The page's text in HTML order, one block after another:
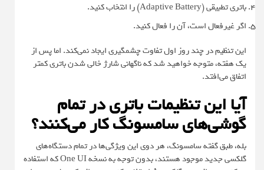
باتری تطبیقی (Adaptive Battery) را انتخاب کنید.
اگر غیرفعال است، آن را فعال کنید.
این تنظیم در چند روز اول تفاوت چشمگیری ایجاد نمی‌کند. اما پس از
یک هفته، متوجه خواهید شد که ناگهانی شارژ خالی شدن باتری کمتر
اتفاق می‌افتد.
آیا این تنظیمات باتری در تمام
گوشی‌های سامسونگ کار می‌کنند؟
بله، طبق گفته سامسونگ، هر دوی این ویژگی‌ها در تمام دستگاه‌های
گلکسی جدید موجود هستند، بدون توجه به نسخه One UI که استفاده